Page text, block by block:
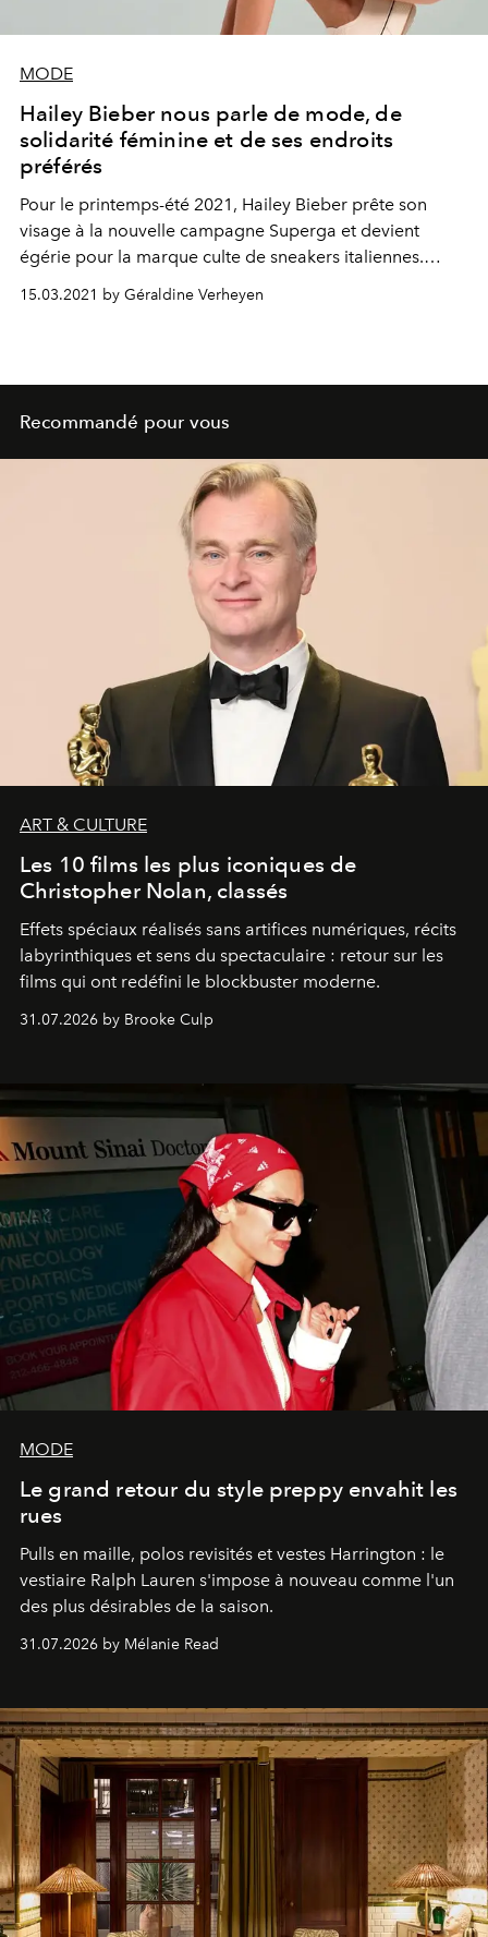
MODE
Hailey Bieber nous parle de mode, de
solidarité féminine et de ses endroits
préférés
Pour le printemps-été 2021, Hailey Bieber prête son
visage à la nouvelle campagne Superga et devient
égérie pour la marque culte de sneakers italiennes.
L’occasion pour le top de se prêter au jeu de l’interview
et de se confier sur les secrets de son style casual chic.
15.03.2021 by Géraldine Verheyen
Recommandé pour vous
ART & CULTURE
Les 10 films les plus iconiques de
Christopher Nolan, classés
Effets spéciaux réalisés sans artifices numériques, récits
labyrinthiques et sens du spectaculaire : retour sur les
films qui ont redéfini le blockbuster moderne.
31.07.2026 by Brooke Culp
MODE
Le grand retour du style preppy envahit les
rues
Pulls en maille, polos revisités et vestes Harrington : le
vestiaire Ralph Lauren s'impose à nouveau comme l'un
des plus désirables de la saison.
31.07.2026 by Mélanie Read